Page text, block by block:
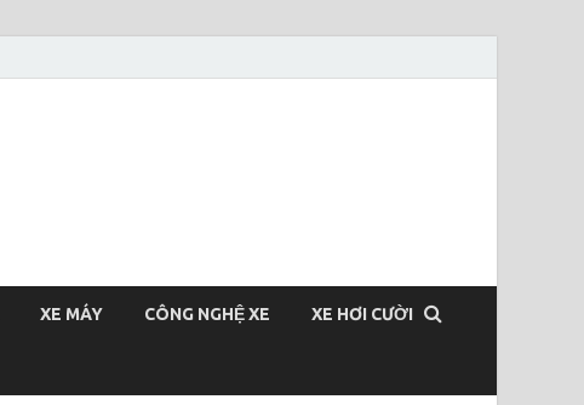
XE MÁY CÔNG NGHỆ XE XE HƠI CƯỜI